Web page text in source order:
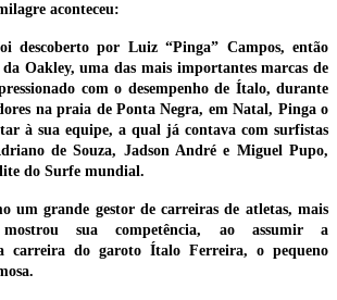
aconteceu:
descoberto por Luiz “Pinga” Campos, então
Oakley, uma das mais importantes marcas de
com o desempenho de Ítalo, durante
na praia de Ponta Negra, em Natal, Pinga o
à sua equipe, a qual já contava com surfistas
de Souza, Jadson André e Miguel Pupo,
do Surfe mundial.
um grande gestor de carreiras de atletas, mais
sua competência, ao assumir a
carreira do garoto Ítalo Ferreira, o pequeno